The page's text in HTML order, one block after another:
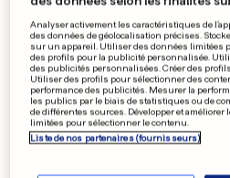
Analyser activement les caractéristiques de
des données de géolocalisation précises.
sur un appareil. Utiliser des données limitées
des profils pour la publicité personnalisée.
des publicités personnalisées. Créer des
Utiliser des profils pour sélectionner des
performance des publicités. Mesurer la
les publics par le biais de statistiques ou de
de différentes sources. Développer et
limitées pour sélectionner le contenu.
Liste de nos partenaires (fournisseurs)